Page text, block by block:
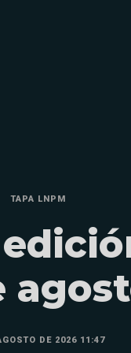
TAPA LNPM
DE 2026 11:47